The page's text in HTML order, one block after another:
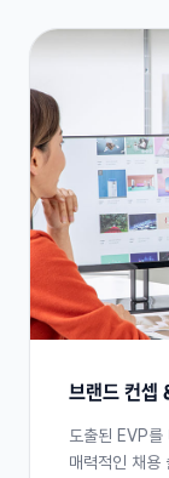
브랜드 컨셉
도출된 EVP를
매력적인 채용